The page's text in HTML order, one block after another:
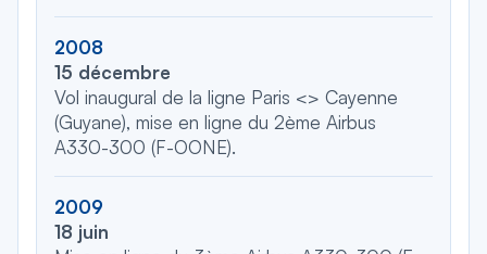
2008
15 décembre
Vol inaugural de la ligne Paris <> Cayenne
(Guyane), mise en ligne du 2ème Airbus
A330-300 (F-OONE).
2009
18 juin